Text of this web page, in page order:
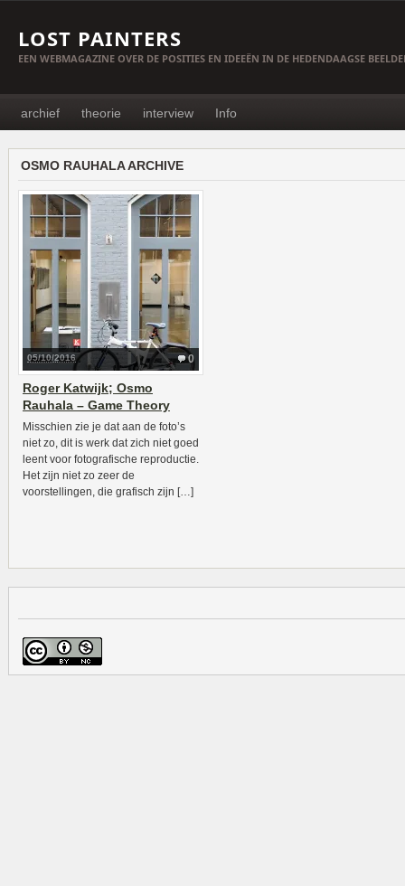
LOST PAINTERS
EEN WEBMAGAZINE OVER DE POSITIES EN IDEEËN IN DE HEDENDAAGSE
archief theorie interview Info
OSMO RAUHALA ARCHIVE
0
05/10/2016
Roger Katwijk; Osmo
Rauhala – Game Theory
Misschien zie je dat aan de foto’s
niet zo, dit is werk dat zich niet goed
leent voor fotografische reproductie.
Het zijn niet zo zeer de
voorstellingen, die grafisch zijn […]